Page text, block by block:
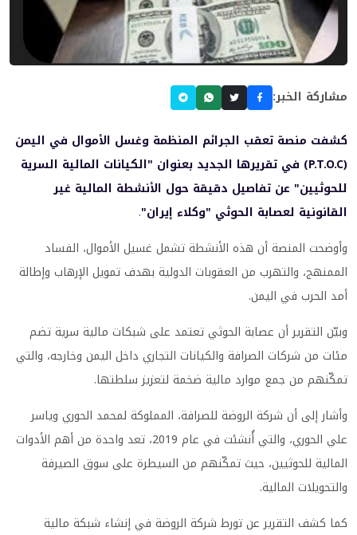
مشاركة الخبر:
كشفت منصة تعقب الجرائم المنظمة وغسل الأموال في اليمن
(P.T.O.C) في تقريرها الجديد بعنوان "الكيانات المالية السرية
للحوثيين" عن تفاصيل دقيقة حول الأنشطة المالية غير
القانونية لعصابة الحوثي "وكلاء إيران".
وأوضحت المنصة أن هذه الأنشطة تشمل غسيل الأموال، الفساد
الممنهج، والتهرب من العقوبات الدولية بهدف تمويل الإرهاب وإطالة
أمد الحرب في اليمن.
وبيّن التقرير أن عصابة الحوثي تعتمد على شبكات مالية سرية تضم
مئات من شركات الصرافة والكيانات التجاري داخل اليمن وخارجه، والتي
تمكّنهم من جمع موارد مالية ضخمة لتعزيز سلطتها.
وأشار إلى أن شركة الروضة للصرافة، المملوكة لمحمد الحوري وياسر
علي الحوري، والتي أُنشئت في عام 2019، تعد واحدة من أهم الأدوات
المالية للحوثيين، حيث تمكّنهم من السيطرة على سوق الصيرفة
والتحويلات المالية.
كما كشف التقرير عن تورط شركة الروضة في إنشاء شبكة مالية